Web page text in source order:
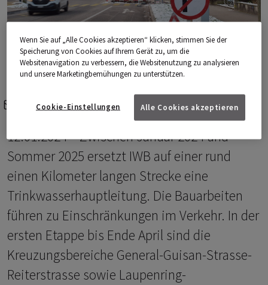
e-mailshare-icons
12.01.2024 – Zwischen Januar 2024 und
Sommer 2025 ersetzt IWB auf einer rund
einen Kilometer langen Strecke eine
Trinkwasserhauptleitung. Die Bauarbeiten
führen zu Einschränkungen im Verkehr. In der
ersten Etappe bis Ende April sind die
Kreuzungsbereiche General-Guisan-Strasse-
Reiterstrasse sowie Laupenring-
Wenn Sie auf „Alle Cookies akzeptieren“ klicken, stimmen Sie der
Speicherung von Cookies auf Ihrem Gerät zu, um die
Websitenavigation zu verbessern, die Websitenutzung zu analysieren
und unsere Marketingbemühungen zu unterstützen.
Alle Cookies akzeptieren
Cookie-Einstellungen